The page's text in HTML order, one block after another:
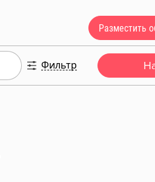
Разместить
Фильтр